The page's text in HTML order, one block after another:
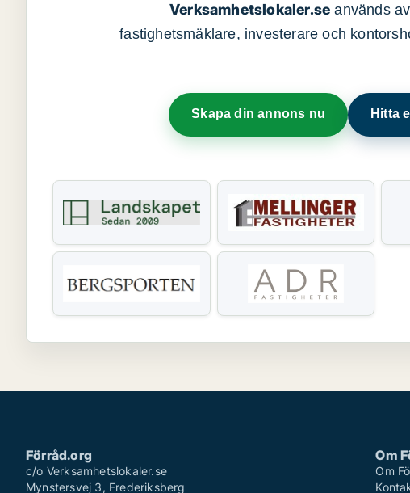
Verksamhetslokaler.se används
fastighetsmäklare, investerare och
Skapa din annons nu Hitta
Förråd.org
c/o Verksamhetslokaler.se
Mynstersvej 3, Frederiksberg
Om
Om